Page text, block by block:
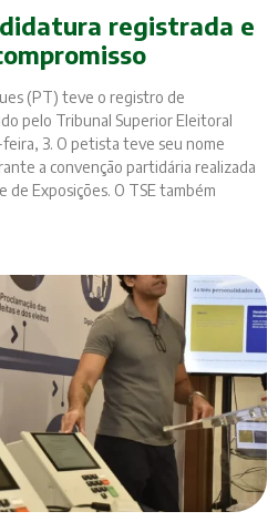
registrada e
(PT) teve o registro de
pelo Tribunal Superior Eleitoral
3. O petista teve seu nome
a convenção partidária realizada
de Exposições. O TSE também